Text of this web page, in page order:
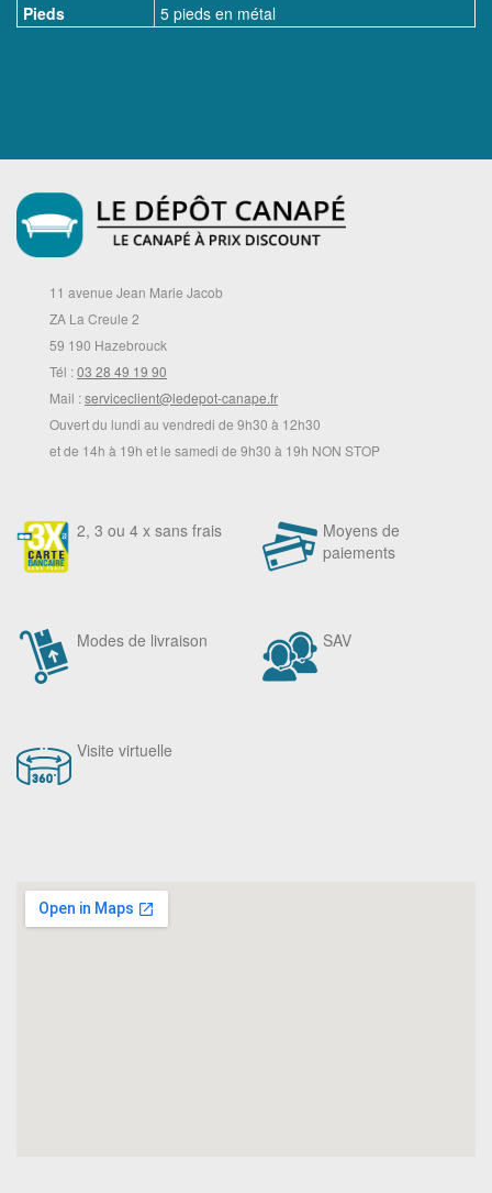
Pieds
5 pieds en métal
11 avenue Jean Marie Jacob
ZA La Creule 2
59 190 Hazebrouck
Tél :03 28 49 19 90
Mail :serviceclient@ledepot-canape.fr
Ouvert du lundi au vendredi de 9h30 à 12h30
et de 14h à 19h et le samedi de 9h30 à 19h NON STOP
2, 3 ou 4 x sans frais
Moyens de
paiements
Modes de livraison SAV
Visite virtuelle